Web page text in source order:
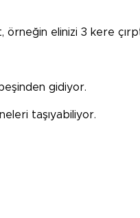
elinizi 3 kere
gidiyor.
taşıyabiliyor.